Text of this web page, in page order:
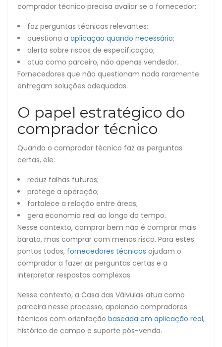
comprador técnico precisa avaliar se o fornecedor:
faz perguntas técnicas relevantes;
questiona a aplicação quando necessário;
alerta sobre riscos de especificação;
atua como parceiro, não apenas vendedor.
Fornecedores que não questionam nada raramente
entregam soluções adequadas.
O papel estratégico do
comprador técnico
Quando o comprador técnico faz as perguntas
certas, ele:
reduz falhas futuras;
protege a operação;
fortalece a relação entre áreas;
gera economia real ao longo do tempo.
Nesse contexto, comprar bem não é comprar mais
barato, mas comprar com menos risco. Para estes
pontos todos, fornecedores técnicos ajudam o
comprador a fazer as perguntas certas e a
interpretar respostas complexas.
Nesse contexto, a Casa das Válvulas atua como
parceira nesse processo, apoiando compradores
técnicos com orientação baseada em aplicação real,
histórico de campo e suporte pós-venda.